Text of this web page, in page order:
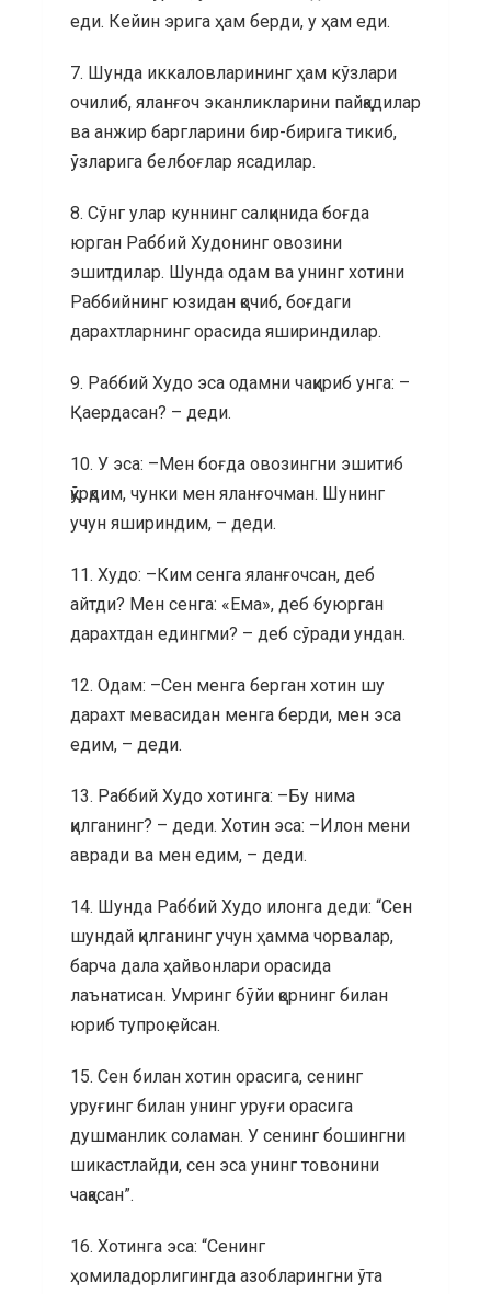
еди. Кейин эрига ҳам берди, у ҳам еди.
7. Шунда иккаловларининг ҳам кўзлари
очилиб, яланғоч эканликларини пайқадилар
ва анжир баргларини бир-бирига тикиб,
ўзларига белбоғлар ясадилар.
8. Сўнг улар куннинг салқинида боғда
юрган Раббий Худонинг овозини
эшитдилар. Шунда одам ва унинг хотини
Раббийнинг юзидан қочиб, боғдаги
дарахтларнинг орасида яшириндилар.
9. Раббий Худо эса одамни чақириб унга: –
Қаердасан? – деди.
10. У эса: –Мен боғда овозингни эшитиб
қўрқдим, чунки мен яланғочман. Шунинг
учун яшириндим, – деди.
11. Худо: –Ким сенга яланғочсан, деб
айтди? Мен сенга: «Ема», деб буюрган
дарахтдан едингми? – деб сўради ундан.
12. Одам: –Сен менга берган хотин шу
дарахт мевасидан менга берди, мен эса
едим, – деди.
13. Раббий Худо хотинга: –Бу нима
қилганинг? – деди. Хотин эса: –Илон мени
авради ва мен едим, – деди.
14. Шунда Раббий Худо илонга деди: “Сен
шундай қилганинг учун ҳамма чорвалар,
барча дала ҳайвонлари орасида
лаънатисан. Умринг бўйи қорнинг билан
юриб тупроқ ейсан.
15. Сен билан хотин орасига, сенинг
уруғинг билан унинг уруғи орасига
душманлик соламан. У сенинг бошингни
шикастлайди, сен эса унинг товонини
чақасан”.
16. Хотинга эса: “Сенинг
ҳомиладорлигингда азобларингни ўта